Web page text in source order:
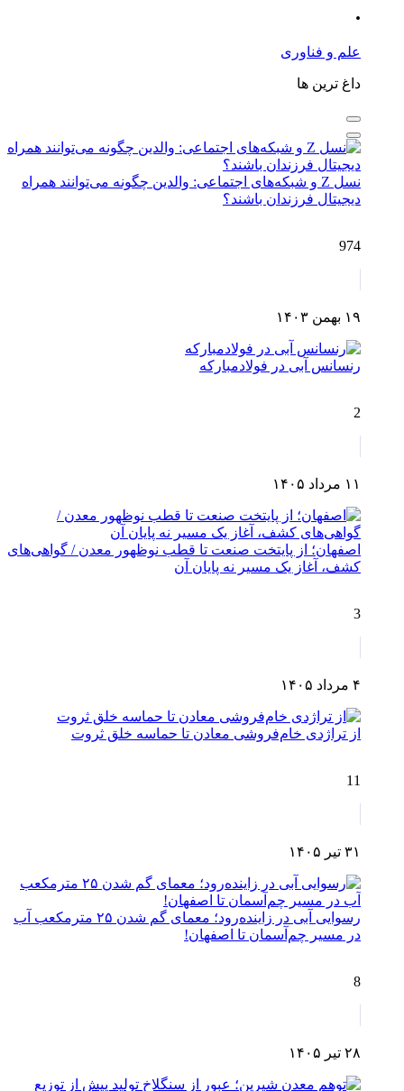
.
علم و فناوری
داغ ترین ها
نسل Z و شبکه‌های اجتماعی: والدین چگونه می‌توانند همراه
دیجیتال فرزندان باشند؟
974
۱۹ بهمن ۱۴۰۳
رنسانس آبی در فولادمبارکه
2
۱۱ مرداد ۱۴۰۵
اصفهان؛ از پایتخت صنعت تا قطب نوظهور معدن / گواهی‌های
کشف، آغاز یک مسیر نه پایان آن
3
۴ مرداد ۱۴۰۵
از تراژدی خام‌فروشی معادن تا حماسه خلق ثروت
11
۳۱ تیر ۱۴۰۵
رسوایی آبی در زاینده‌رود؛ معمای گم شدن ۲۵ مترمکعب آب
در مسیر چم‌آسمان تا اصفهان!
8
۲۸ تیر ۱۴۰۵